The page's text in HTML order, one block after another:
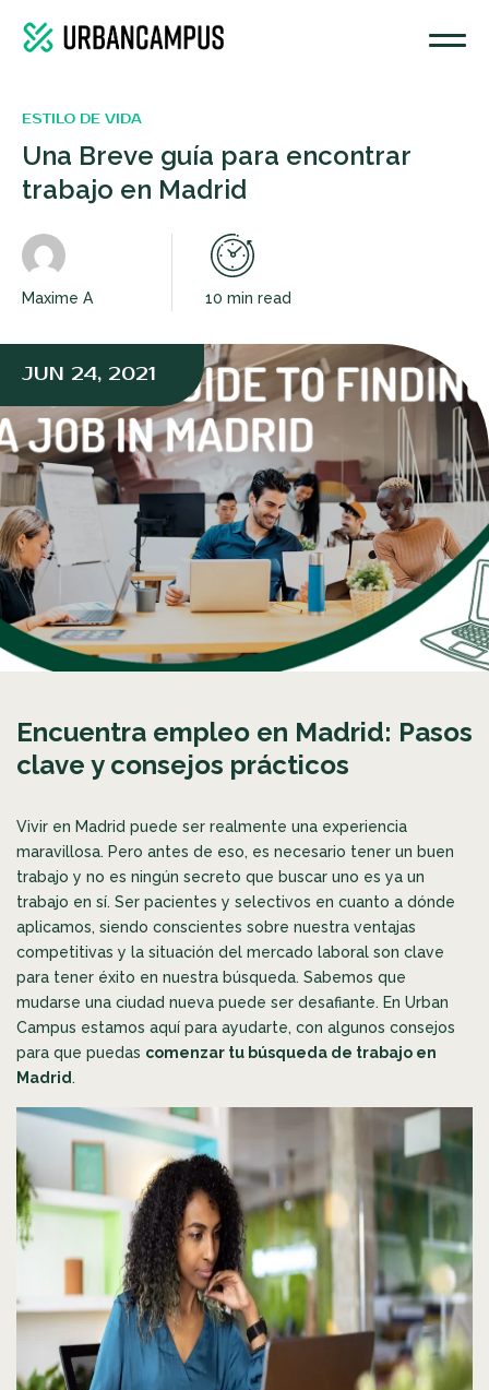
JUN 24, 2021
ESTILO DE VIDA
Una Breve guía para encontrar
trabajo en Madrid
Maxime A 10 min read
Encuentra empleo en Madrid: Pasos
clave y consejos prácticos
Vivir en Madrid puede ser realmente una experiencia
maravillosa. Pero antes de eso, es necesario tener un buen
trabajo y no es ningún secreto que buscar uno es ya un
trabajo en sí. Ser pacientes y selectivos en cuanto a dónde
aplicamos, siendo conscientes sobre nuestra ventajas
competitivas y la situación del mercado laboral son clave
para tener éxito en nuestra búsqueda. Sabemos que
mudarse una ciudad nueva puede ser desafiante. En Urban
Campus estamos aquí para ayudarte, con algunos consejos
para que puedas comenzar tu búsqueda de trabajo en
Madrid .